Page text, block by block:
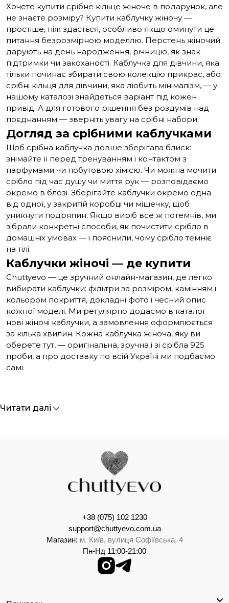
Хочете купити срібне кільце жіноче в подарунок, але
не знаєте розміру? Купити каблучку жіночу —
простіше, ніж здається, особливо якщо оминути це
питання безрозмірною моделлю. Перстень жіночий
дарують на день народження, річницю, як знак
підтримки чи закоханості. Каблучка для дівчини, яка
тільки починає збирати свою колекцію прикрас, або
срібні кільця для дівчини, яка любить мінімалізм, — у
нашому каталозі знайдеться варіант під кожен
привід. А для готового рішення без роздумів над
поєднанням — зверніть увагу на срібні набори.
Догляд за срібними каблучками
Щоб срібна каблучка довше зберігала блиск:
знімайте її перед тренуванням і контактом з
парфумами чи побутовою хімією. Чи можна мочити
срібло під час душу чи миття рук — розповідаємо
окремо в блозі. Зберігайте каблучки окремо одна
від одної, у закритій коробці чи мішечку, щоб
уникнути подряпин. Якщо виріб все ж потемнів, ми
зібрали конкретні способи, як почистити срібло в
домашніх умовах — і пояснили, чому срібло темніє
на тілі.
Каблучки жіночі — де купити
Chuttyevo — це зручний онлайн-магазин, де легко
вибирати каблучки: фільтри за розміром, камінням і
кольором покриття, докладні фото і чесний опис
кожної моделі. Ми регулярно додаємо в каталог
нові жіночі каблучки, а замовлення оформлюється
за кілька хвилин. Кожна каблучка жіноча, яку ви
оберете тут, — оригінальна, зручна і зі срібла 925
проби, а про доставку по всій Україні ми подбаємо
самі.
Читати далі
+38 (075) 102 1230
support@chuttyevo.com.ua
Магазин: м. Київ, вулиця Софіївська, 4
Пн-Нд 11:00-21:00